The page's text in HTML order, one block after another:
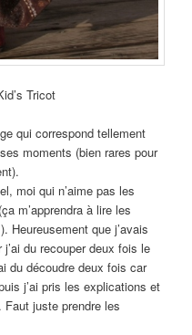
Tricot
qui correspond tellement
moments (bien rares pour
moi qui n’aime pas les
m’apprendra à lire les
que j’avais
du recouper deux fois le
du découdre deux fois car
j’ai pris les explications et
juste prendre les